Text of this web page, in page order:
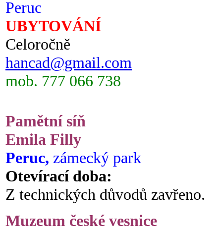
Peruc
UBYTOVÁNÍ
Celoročně
hancad@gmail.com
mob. 777 066 738
Pamětní síň
Emila Filly
Peruc, zámecký park
Otevírací doba:
Z technických důvodů zavřeno.
Muzeum české vesnice